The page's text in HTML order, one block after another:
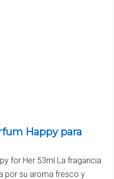
Happy para
for Her 53ml La fragancia
por su aroma fresco y